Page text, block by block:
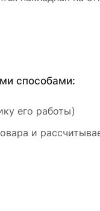
способами:
его работы)
и